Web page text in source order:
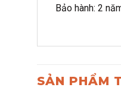
Bảo hành: 2
SẢN PHẨM